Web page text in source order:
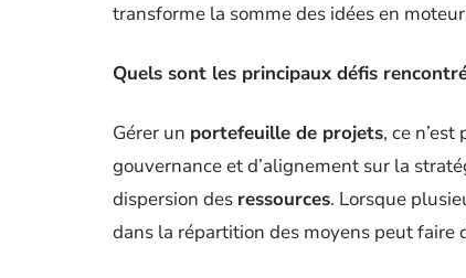
transforme la somme des idées en
Quels sont les principaux défis
Gérer un portefeuille de projets, ce
gouvernance et d’alignement sur la
dispersion des ressources. Lorsque
dans la répartition des moyens peut faire